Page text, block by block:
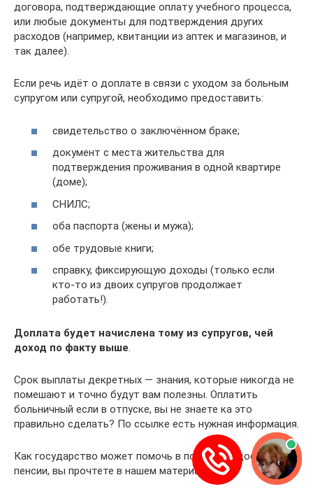
договора, подтверждающие оплату учебного процесса,
или любые документы для подтверждения других
расходов (например, квитанции из аптек и магазинов, и
так далее).
Если речь идёт о доплате в связи с уходом за больным
супругом или супругой, необходимо предоставить:
свидетельство о заключённом браке;
документ с места жительства для
подтверждения проживания в одной квартире
(доме);
СНИЛС;
оба паспорта (жены и мужа);
обе трудовые книги;
справку, фиксирующую доходы (только если
кто-то из двоих супругов продолжает
работать!).
Доплата будет начислена тому из супругов, чей
доход по факту выше.
Cрок выплаты декретных — знания, которые никогда не
помешают и точно будут вам полезны. Оплатить
больничный если в отпуске, вы не знаете ка это
правильно сделать? По ссылке есть нужная информация.
Как государство может помочь в получении достойной
пенсии, вы прочтете в нашем материале.